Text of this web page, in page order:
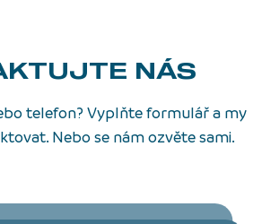
NÁS
telefon? Vyplňte formulář a my
Nebo se nám ozvěte sami.